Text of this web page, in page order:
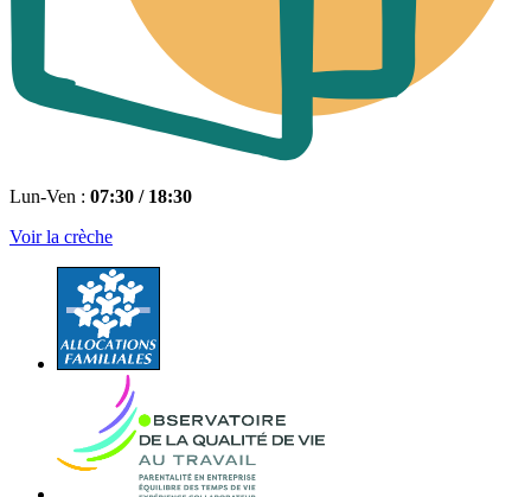
Lun-Ven : 07:30 / 18:30
Voir la crèche